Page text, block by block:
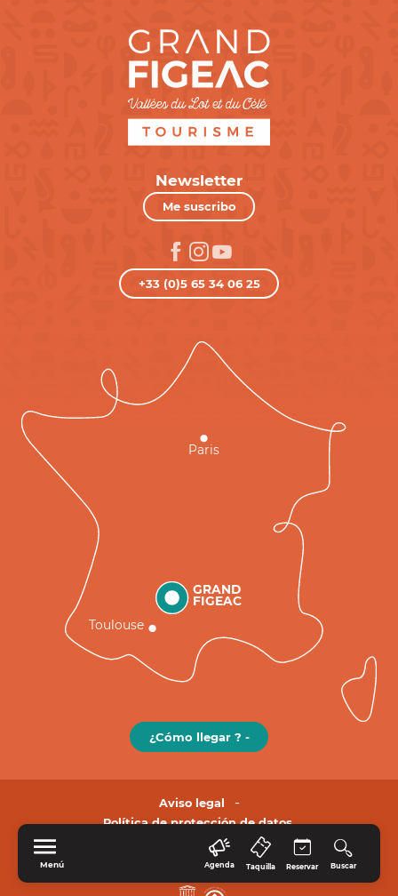
Menú Agenda Taquilla Reservar Buscar
Newsletter
Me suscribo
+33 (0)5 65 34 06 25
GRAND
FIGEAC
Toulouse
Paris
¿Cómo llegar ? -
Aviso legal
Política de protección de datos.